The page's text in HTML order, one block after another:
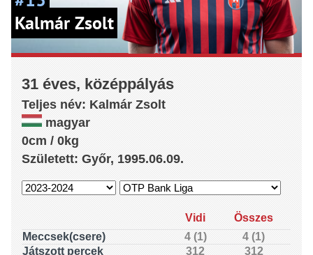
Kalmár Zsolt
31 éves, középpályás
Teljes név: Kalmár Zsolt
magyar
0cm / 0kg
Született: Győr, 1995.06.09.
Vidi
Összes
Meccsek(csere)
4 (1)
4 (1)
Játszott percek
312
312